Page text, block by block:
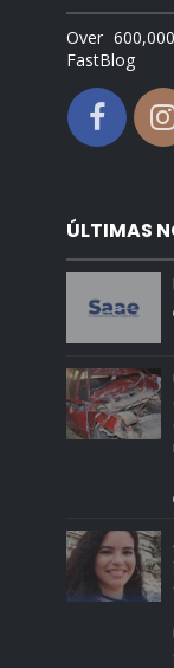
Over
FastBlog
ÚLTIMAS